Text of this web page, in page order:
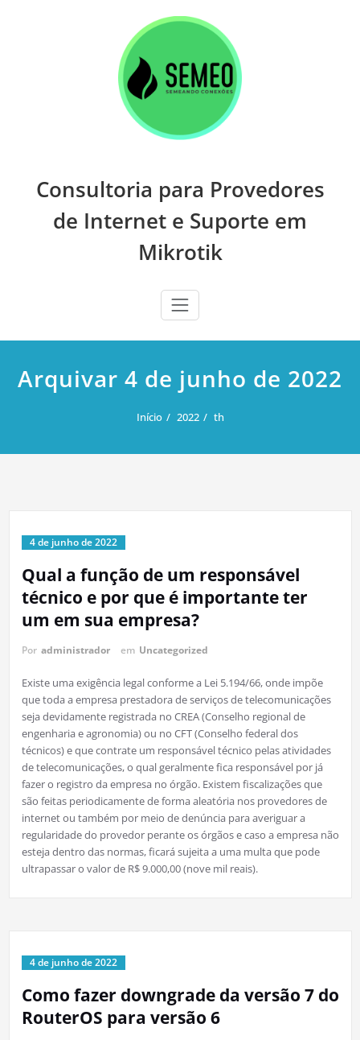
Consultoria para Provedores
de Internet e Suporte em
Mikrotik
Arquivar 4 de junho de 2022
Início 2022 th
4 de junho de 2022
Qual a função de um responsável
técnico e por que é importante ter
um em sua empresa?
Por administrador em Uncategorized
Existe uma exigência legal conforme a Lei 5.194/66, onde impõe
que toda a empresa prestadora de serviços de telecomunicações
seja devidamente registrada no CREA (Conselho regional de
engenharia e agronomia) ou no CFT (Conselho federal dos
técnicos) e que contrate um responsável técnico pelas atividades
de telecomunicações, o qual geralmente fica responsável por já
fazer o registro da empresa no órgão. Existem fiscalizações que
são feitas periodicamente de forma aleatória nos provedores de
internet ou também por meio de denúncia para averiguar a
regularidade do provedor perante os órgãos e caso a empresa não
esteja dentro das normas, ficará sujeita a uma multa que pode
ultrapassar o valor de R$ 9.000,00 (nove mil reais).
4 de junho de 2022
Como fazer downgrade da versão 7 do
RouterOS para versão 6